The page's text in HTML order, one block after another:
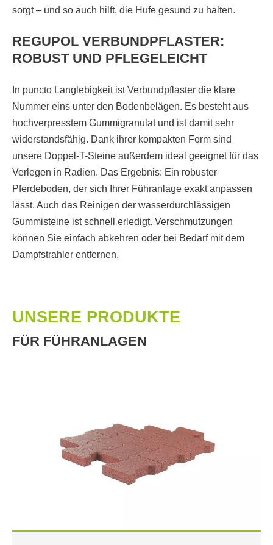
sorgt – und so auch hilft, die Hufe gesund zu halten.
REGUPOL VERBUNDPFLASTER:
ROBUST UND PFLEGELEICHT
In puncto Langlebigkeit ist Verbundpflaster die klare
Nummer eins unter den Bodenbelägen. Es besteht aus
hochverpresstem Gummigranulat und ist damit sehr
widerstandsfähig. Dank ihrer kompakten Form sind
unsere Doppel-T-Steine außerdem ideal geeignet für das
Verlegen in Radien. Das Ergebnis: Ein robuster
Pferdeboden, der sich Ihrer Führanlage exakt anpassen
lässt. Auch das Reinigen der wasserdurchlässigen
Gummisteine ist schnell erledigt. Verschmutzungen
können Sie einfach abkehren oder bei Bedarf mit dem
Dampfstrahler entfernen.
UNSERE PRODUKTE
FÜR FÜHRANLAGEN